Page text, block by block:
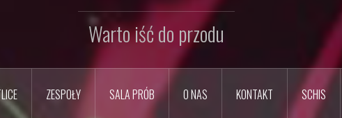
Warto iść do przodu
ZESPOŁY SALA PRÓB O NAS KONTAKT SCHIS